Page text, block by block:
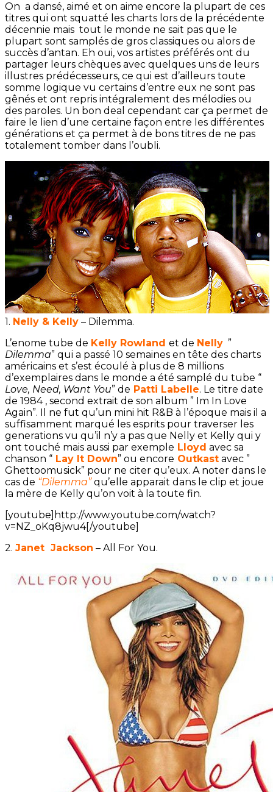
On a dansé, aimé et on aime encore la plupart de ces
titres qui ont squatté les charts lors de la précédente
décennie mais tout le monde ne sait pas que le
plupart sont samplés de gros classiques ou alors de
succès d’antan. Eh oui, vos artistes préférés ont du
partager leurs chèques avec quelques uns de leurs
illustres prédécesseurs, ce qui est d’ailleurs toute
somme logique vu certains d’entre eux ne sont pas
gênés et ont repris intégralement des mélodies ou
des paroles. Un bon deal cependant car ça permet de
faire le lien d’une certaine façon entre les différentes
générations et ça permet à de bons titres de ne pas
totalement tomber dans l’oubli.
1. Nelly & Kelly – Dilemma.
L’enome tube de Kelly Rowland et de Nelly ”
Dilemma” qui a passé 10 semaines en tête des charts
américains et s’est écoulé à plus de 8 millions
d’exemplaires dans le monde a été samplé du tube “
Love, Need, Want You” de Patti Labelle. Le titre date
de 1984 , second extrait de son album ” Im In Love
Again”. Il ne fut qu’un mini hit R&B à l’époque mais il a
suffisamment marqué les esprits pour traverser les
generations vu qu’il n’y a pas que Nelly et Kelly qui y
ont touché mais aussi par exemple Lloyd avec sa
chanson “ Lay It Down” ou encore Outkast avec ”
Ghettoomusick” pour ne citer qu’eux. A noter dans le
cas de “Dilemma”qu’elle apparait dans le clip et joue
la mère de Kelly qu’on voit à la toute fin.
[youtube]http://www.youtube.com/watch?
v=NZ_oKq8jwu4[/youtube]
2. Janet Jackson – All For You.